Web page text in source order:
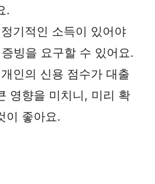
.
정기적인 소득이 있어야
빙을 요구할 수 있어요.
개인의 신용 점수가 대출
영향을 미치니, 미리 확
이 좋아요.